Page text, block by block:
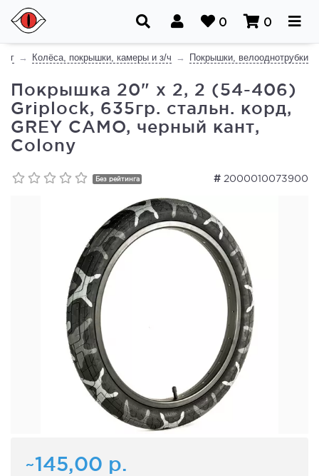
0 0
Колёса, покрышки, камеры и з/ч Покрышки, велооднотрубки
Покрышка 20" x 2, 2 (54-406)
Griplock, 635гр. стальн. корд,
GREY CAMO, черный кант,
Colony
# 2000010073900
Без рейтинга
~145,00 р.